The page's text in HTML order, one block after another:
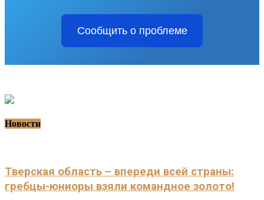
Сообщить о проблеме
Новости
Тверская область – впереди всей страны:
гребцы-юниоры взяли командное золото!